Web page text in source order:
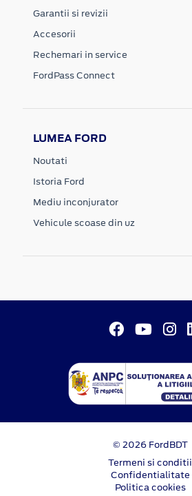
Garantii si revizii
Accesorii
Rechemari in service
FordPass Connect
LUMEA FORD
Noutati
Istoria Ford
Mediu inconjurator
Vehicule scoase din uz
© 2026 FordBDT
Termeni si conditii
Confidentialitate
Politica cookies